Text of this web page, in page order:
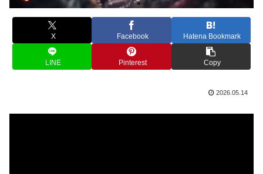
X Facebook Hatena Bookmark
LINE Pinterest Copy
2026.05.14